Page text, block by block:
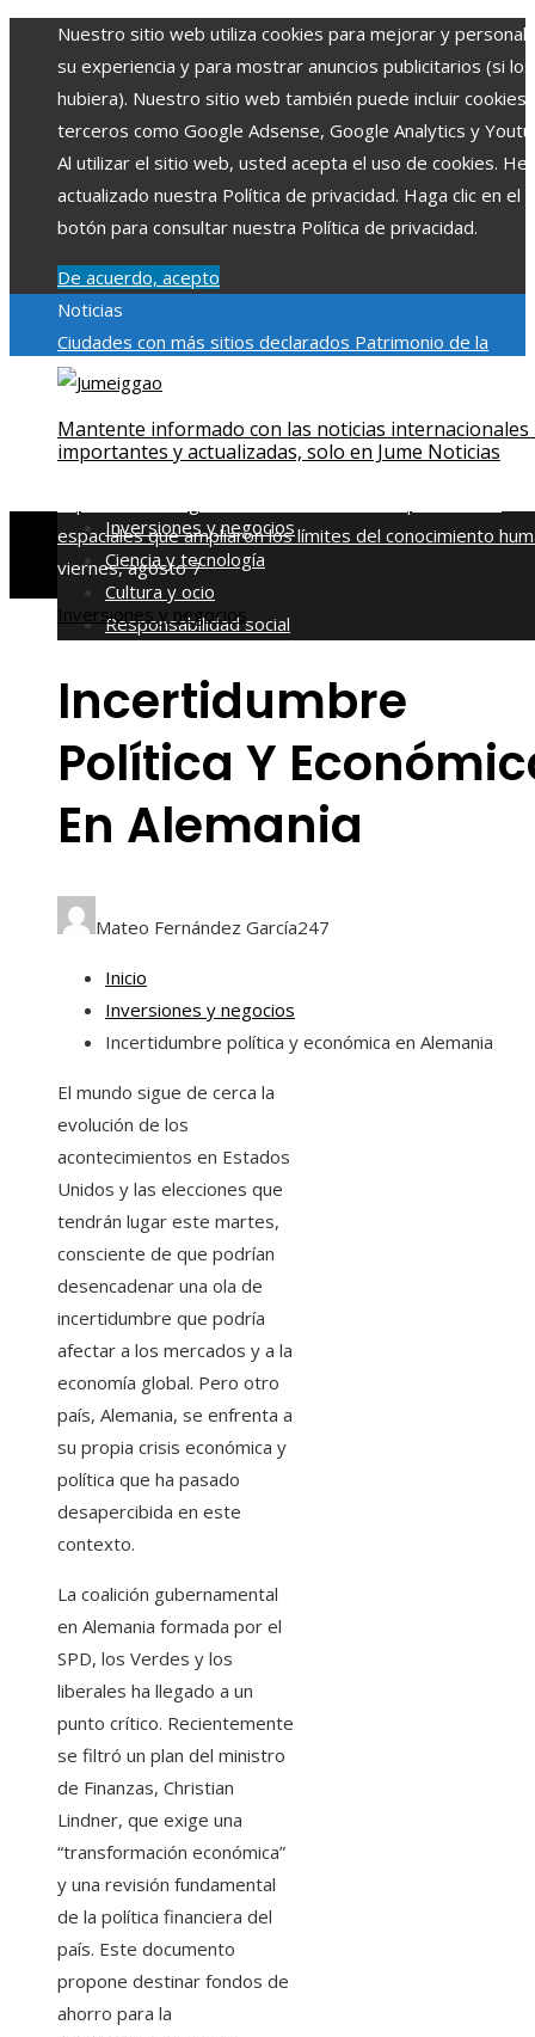
Nuestro sitio web utiliza cookies para mejorar y
su experiencia y para mostrar anuncios publicitarios (si los
hubiera). Nuestro sitio web también puede incluir cookies
terceros como Google Adsense, Google Analytics y
Al utilizar el sitio web, usted acepta el uso de cookies.
actualizado nuestra Política de privacidad. Haga clic en el
botón para consultar nuestra Política de privacidad.
De acuerdo, acepto
Noticias
Ciudades con más sitios declarados Patrimonio de la
Humanidad y su importancia
la inversión productiva y reducir la fragmentación
en Bosnia y Herzegovina
La gran depresión de 1929 y su
espaciales que ampliaron los límites del conocimiento
viernes, agosto 7
Mantente informado con las noticias internacionales
importantes y actualizadas, solo en Jume Noticias
Inversiones y negocios
Ciencia y tecnología
Cultura y ocio
Responsabilidad social
Inversiones y negocios
Incertidumbre
Política Y
En Alemania
Mateo Fernández García247
Inicio
Inversiones y negocios
Incertidumbre política y económica en Alemania
El mundo sigue de cerca la
evolución de los
acontecimientos en Estados
Unidos y las elecciones que
tendrán lugar este martes,
consciente de que podrían
desencadenar una ola de
incertidumbre que podría
afectar a los mercados y a la
economía global. Pero otro
país, Alemania, se enfrenta a
su propia crisis económica y
política que ha pasado
desapercibida en este
contexto.
La coalición gubernamental
en Alemania formada por el
SPD, los Verdes y los
liberales ha llegado a un
punto crítico. Recientemente
se filtró un plan del ministro
de Finanzas, Christian
Lindner, que exige una
“transformación económica”
y una revisión fundamental
de la política financiera del
país. Este documento
propone destinar fondos de
ahorro para la